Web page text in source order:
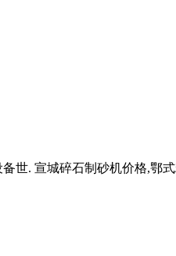
世. 宣城碎石制砂机价格,